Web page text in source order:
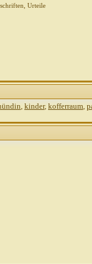
Urteile
, kinder, kofferraum,